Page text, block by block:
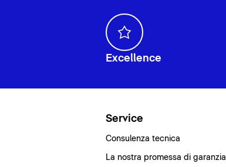
Excellence
Service
Consulenza tecnica
La nostra promessa di garanzia